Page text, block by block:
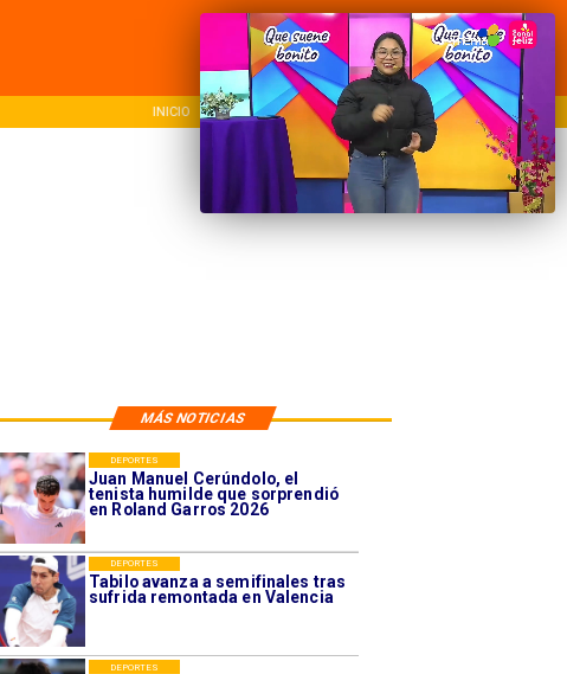
INICIO NACIONAL
MÁS NOTICIAS
Juan Manuel Cerúndolo, el
tenista humilde que sorprendió
en Roland Garros 2026
DEPORTES
Tabilo avanza a semifinales tras
sufrida remontada en Valencia
DEPORTES
DEPORTES